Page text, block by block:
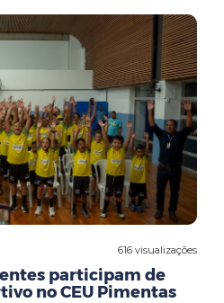
616 visualizações
participam de
no CEU Pimentas